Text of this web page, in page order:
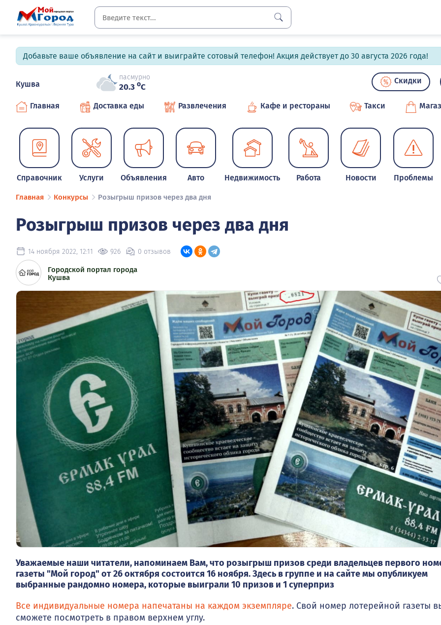
Добавьте ваше объявление на сайт и выиграйте сотовый телефон! Акция действует до 30 августа 2026 года!
Кушва
пасмурно
20.3 oC
Скидки
Главная Доставка еды Развлечения Кафе и рестораны Такси
Справочник Услуги Объявления Авто Недвижимость Работа Новости Проблемы
Главная Конкурсы Розыгрыш призов через два дня
Розыгрыш призов через два дня
14 ноября 2022, 12:11 926 0 отзывов
Городской портал города
Кушва
Уважаемые наши читатели, напоминаем Вам, что розыгрыш призов среди владельцев первого
газеты "Мой город" от 26 октября состоится 16 ноября. Здесь в группе и на сайте мы опубликуем
выбранные рандомно номера, которые выиграли 10 призов и 1 суперприз
Все индивидуальные номера напечатаны на каждом экземпляре. Свой номер лотерейной газеты
сможете посмотреть в правом верхнем углу.